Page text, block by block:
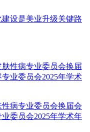
设是美业升级关键路
病专业委员会换届会
委员会2025年学术年